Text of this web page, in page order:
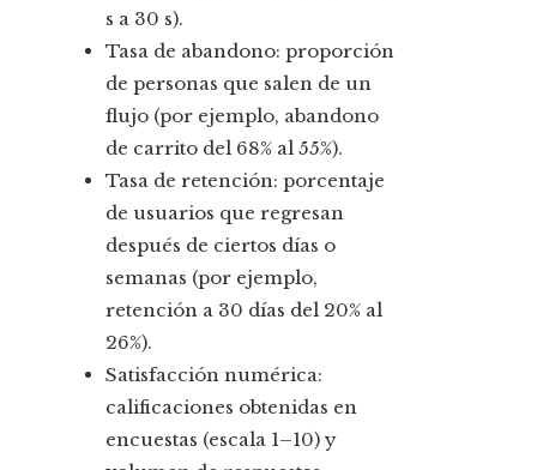
s a 30 s).
Tasa de abandono: proporción
de personas que salen de un
flujo (por ejemplo, abandono
de carrito del 68% al 55%).
Tasa de retención: porcentaje
de usuarios que regresan
después de ciertos días o
semanas (por ejemplo,
retención a 30 días del 20% al
26%).
Satisfacción numérica:
calificaciones obtenidas en
encuestas (escala 1–10) y